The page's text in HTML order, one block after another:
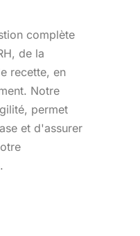
complète
de la
recette, en
Notre
permet
et d'assurer